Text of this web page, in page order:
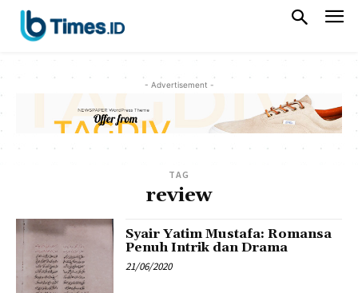
- Advertisement -
TAG
review
Syair Yatim Mustafa: Romansa
Penuh Intrik dan Drama
21/06/2020